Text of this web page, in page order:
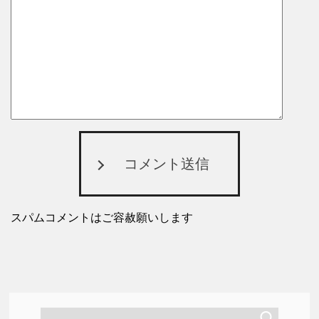
コメント送信
スパムコメントはご容赦願いします